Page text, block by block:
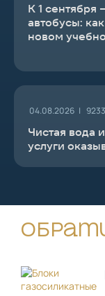
К 1
автобусы:
новом
04.08.2026 | 9233
Чистая вода
услуги